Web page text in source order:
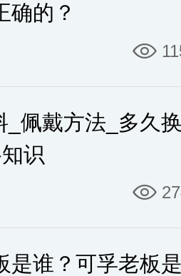
确的？
_佩戴方法_多久
识
是谁？可孚老板